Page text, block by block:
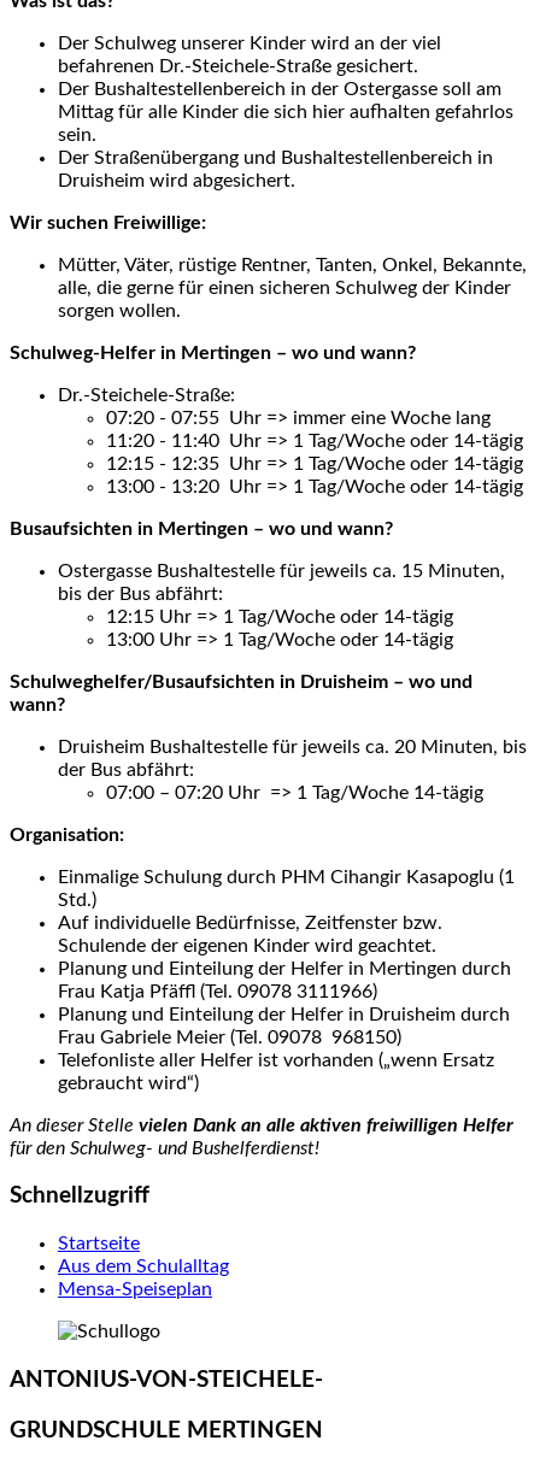
Der Schulweg unserer Kinder wird an der viel
befahrenen Dr.-Steichele-Straße gesichert.
Der Bushaltestellenbereich in der Ostergasse soll am
Mittag für alle Kinder die sich hier aufhalten gefahrlos
sein.
Der Straßenübergang und Bushaltestellenbereich in
Druisheim wird abgesichert.
Wir suchen Freiwillige:
Mütter, Väter, rüstige Rentner, Tanten, Onkel, Bekannte,
alle, die gerne für einen sicheren Schulweg der Kinder
sorgen wollen.
Schulweg-Helfer in Mertingen – wo und wann?
Dr.-Steichele-Straße:
07:20 - 07:55 Uhr => immer eine Woche lang
11:20 - 11:40 Uhr => 1 Tag/Woche oder 14-tägig
12:15 - 12:35 Uhr => 1 Tag/Woche oder 14-tägig
13:00 - 13:20 Uhr => 1 Tag/Woche oder 14-tägig
Busaufsichten in Mertingen – wo und wann?
Ostergasse Bushaltestelle für jeweils ca. 15 Minuten,
bis der Bus abfährt:
12:15 Uhr => 1 Tag/Woche oder 14-tägig
13:00 Uhr => 1 Tag/Woche oder 14-tägig
Schulweghelfer/Busaufsichten in Druisheim – wo und
wann?
Druisheim Bushaltestelle für jeweils ca. 20 Minuten, bis
der Bus abfährt:
07:00 – 07:20 Uhr => 1 Tag/Woche 14-tägig
Organisation:
Einmalige Schulung durch PHM Cihangir Kasapoglu (1
Std.)
Auf individuelle Bedürfnisse, Zeitfenster bzw.
Schulende der eigenen Kinder wird geachtet.
Planung und Einteilung der Helfer in Mertingen durch
Frau Katja Pfäffl (Tel. 09078 3111966)
Planung und Einteilung der Helfer in Druisheim durch
Frau Gabriele Meier (Tel. 09078 968150)
Telefonliste aller Helfer ist vorhanden („wenn Ersatz
gebraucht wird“)
An dieser Stelle vielen Dank an alle aktiven freiwilligen Helfer
für den Schulweg- und Bushelferdienst!
Schnellzugriff
Startseite
Aus dem Schulalltag
Mensa-Speiseplan
ANTONIUS-VON-STEICHELE-
GRUNDSCHULE MERTINGEN